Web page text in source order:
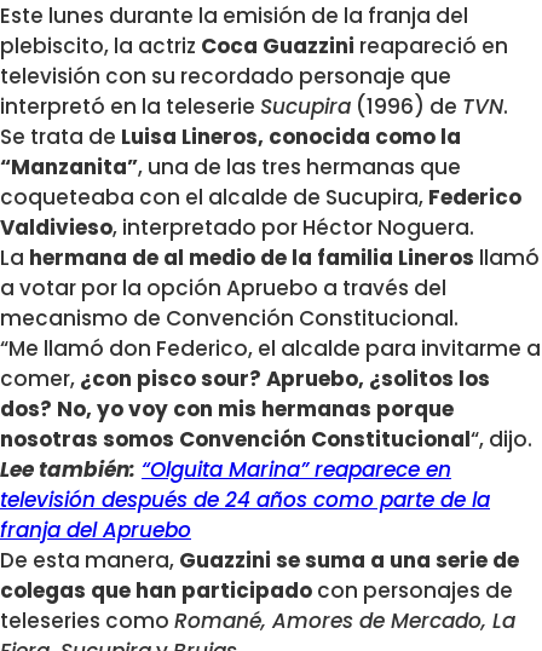
Este lunes durante la emisión de la franja del
plebiscito, la actriz Coca Guazzini reapareció en
televisión con su recordado personaje que
interpretó en la teleserie Sucupira (1996) de TVN.
Se trata de Luisa Lineros, conocida como la
“Manzanita”, una de las tres hermanas que
coqueteaba con el alcalde de Sucupira, Federico
Valdivieso, interpretado por Héctor Noguera.
La hermana de al medio de la familia Lineros llamó
a votar por la opción Apruebo a través del
mecanismo de Convención Constitucional.
“Me llamó don Federico, el alcalde para invitarme a
comer, ¿con pisco sour? Apruebo, ¿solitos los
dos? No, yo voy con mis hermanas porque
nosotras somos Convención Constitucional“, dijo.
Lee también: “Olguita Marina” reaparece en
televisión después de 24 años como parte de la
franja del Apruebo
De esta manera, Guazzini se suma a una serie de
colegas que han participado con personajes de
teleseries como Romané, Amores de Mercado, La